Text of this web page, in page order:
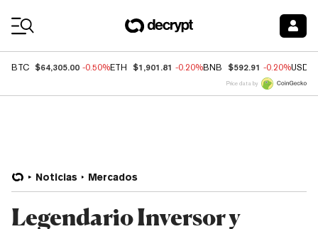
BTC $64,305.00 -0.50%ETH $1,901.81 -0.20%BNB $592.91 -0.20%USDC
Price data by
Noticias Mercados
Legendario Inversor y